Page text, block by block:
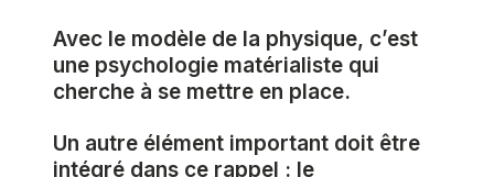
Avec le modèle de la physique, c’est
une psychologie matérialiste qui
cherche à se mettre en place.
Un autre élément important doit être
intégré dans ce rappel : le